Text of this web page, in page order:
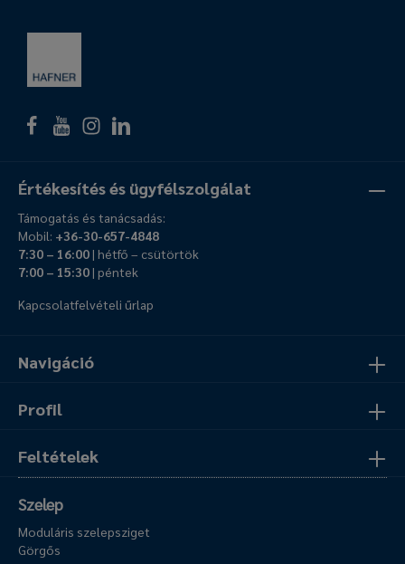
Navigáció
Profil
Feltételek
Értékesítés és ügyfélszolgálat
Támogatás és tanácsadás:
Mobil: +36-30-657-4848
7:30 – 16:00| hétfő – csütörtök
7:00 – 15:30| péntek
Kapcsolatfelvételi űrlap
Szelep
Moduláris szelepsziget
Görgős